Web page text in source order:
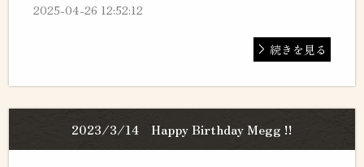
2025-04-26 12:52:12
続きを見る
2023/3/14 Happy Birthday Megg !!